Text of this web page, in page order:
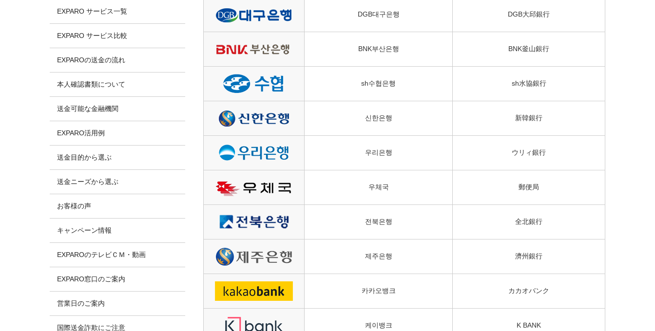
DGB대구은행 DGB大邱銀行
BNK부산은행 BNK釜山銀行
sh수협은행 sh水協銀行
신한은행 新韓銀行
우리은행 ウリィ銀行
우체국 郵便局
전북은행 全北銀行
제주은행 濟州銀行
카카오뱅크 カカオバンク
케이뱅크 K BANK
EXPARO サービス一覧
EXPARO サービス比較
EXPAROの送金の流れ
本人確認書類について
送金可能な金融機関
EXPARO活用例
送金目的から選ぶ
送金ニーズから選ぶ
お客様の声
キャンペーン情報
EXPAROのテレビＣＭ・動画
EXPARO窓口のご案内
営業日のご案内
国際送金詐欺にご注意